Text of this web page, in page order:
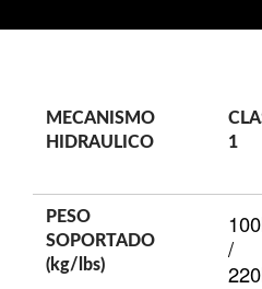
MECANISMO
HIDRAULICO
1
PESO
SOPORTADO
(kg/lbs)
/